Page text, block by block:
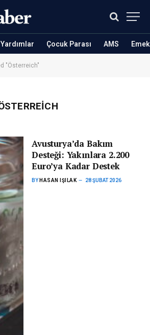
Çocuk Parası AMS
"Österreich"
Avusturya’da Bakım
Desteği: Yakınlara 2.200
Euro’ya Kadar Destek
BY HASAN IŞILAK 28 ŞUBAT 2026